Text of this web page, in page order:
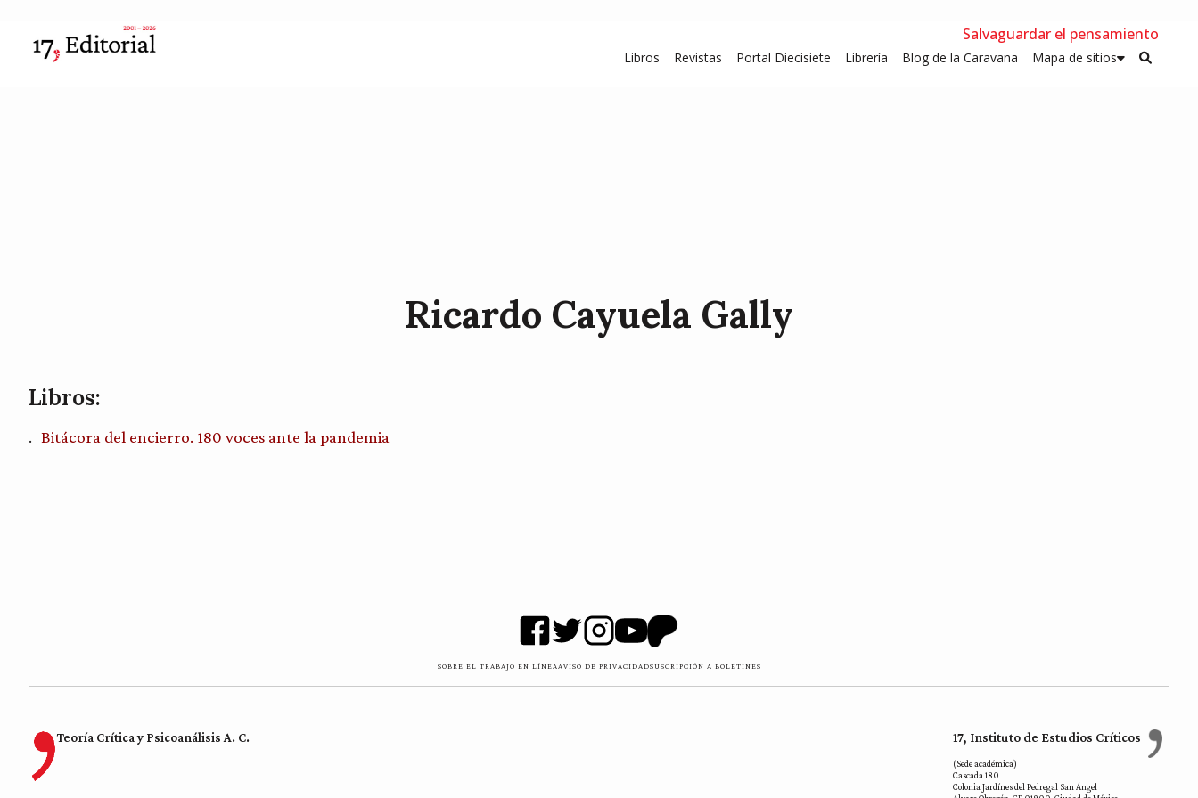
Salvaguardar el pensamiento
Libros Revistas Portal Diecisiete Librería Blog de la Caravana Mapa de sitios
Ricardo Cayuela Gally
Libros:
Bitácora del encierro. 180 voces ante la pandemia
SOBRE EL TRABAJO EN LÍNEAAVISO DE PRIVACIDADSUSCRIPCIÓN A BOLETINES
Teoría Crítica y Psicoanálisis A. C. 17, Instituto de Estudios Críticos
(Sede académica)
Cascada 180
Colonia Jardínes del Pedregal San Ángel